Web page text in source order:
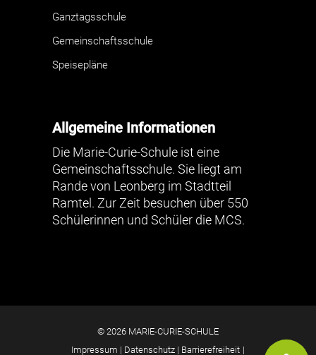
Ganztagsschule
Gemeinschaftsschule
Speisepläne
Allgemeine Informationen
Die Marie-Curie-Schule ist eine
Gemeinschaftsschule. Sie liegt am
Rande von Leonberg im Stadtteil
Ramtel. Zur Zeit besuchen über 550
Schülerinnen und Schüler die MCS.
© 2026 MARIE-CURIE-SCHULE
Impressum | Datenschutz | Barrierefreiheit |